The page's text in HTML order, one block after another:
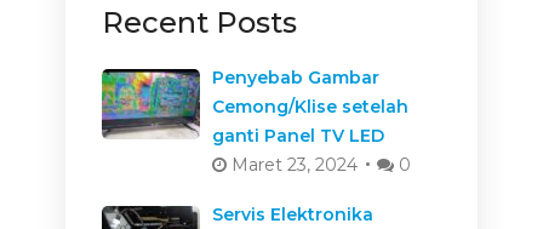
Recent Posts
Penyebab Gambar
Cemong/Klise setelah
ganti Panel TV LED
Maret 23, 2024
0
Servis Elektronika